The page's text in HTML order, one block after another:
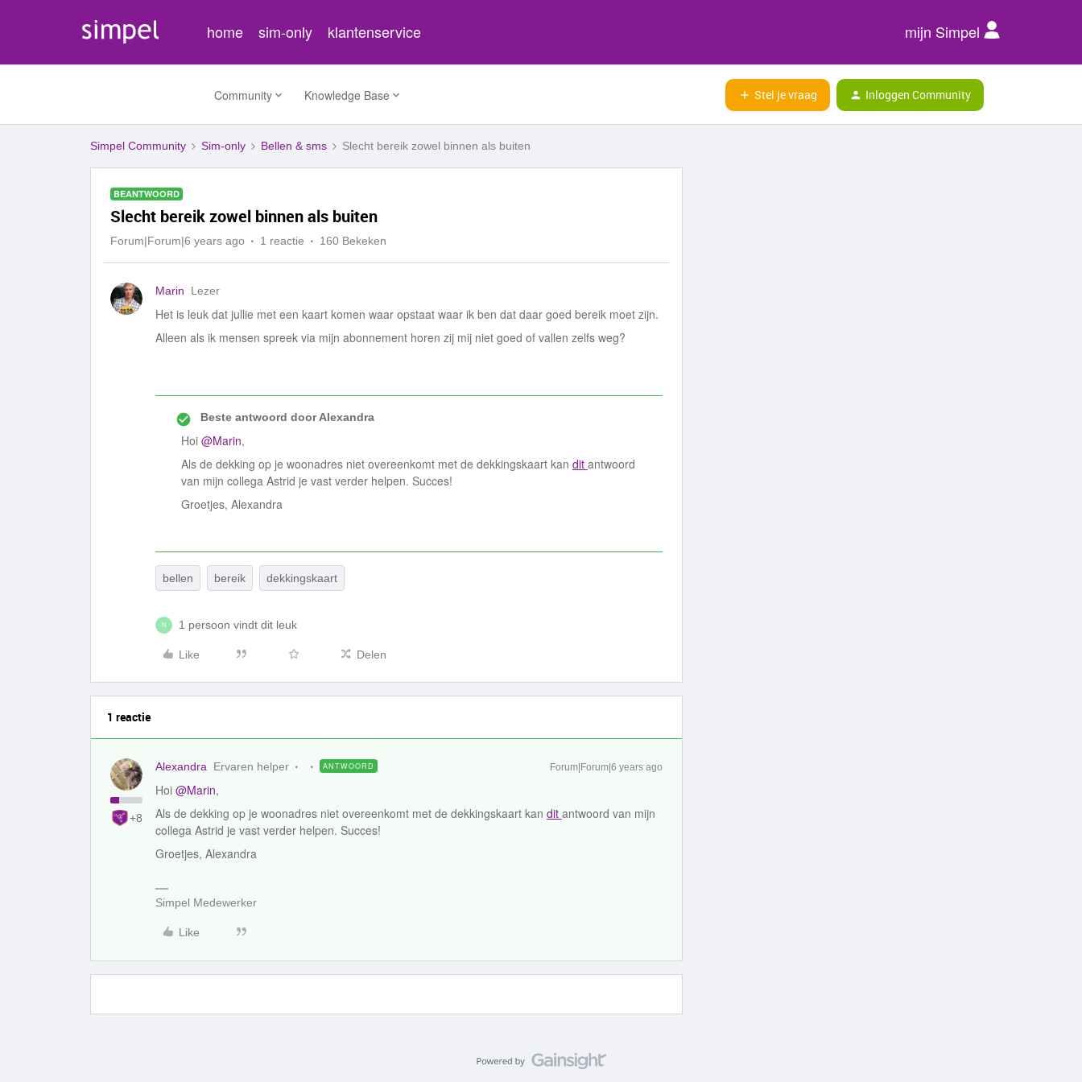
home sim-only klantenservice mijn Simpel
Community Knowledge Base Stel je vraag Inloggen Community
Simpel Community Sim-only Bellen & sms Slecht bereik zowel binnen als buiten
BEANTWOORD
Slecht bereik zowel binnen als buiten
Forum|Forum|6 years ago 1 reactie 160 Bekeken
Marin Lezer
Het is leuk dat jullie met een kaart komen waar opstaat waar ik ben dat daar goed bereik moet zijn.
Alleen als ik mensen spreek via mijn abonnement horen zij mij niet goed of vallen zelfs weg?
Beste antwoord doorAlexandra
Hoi @Marin,
Als de dekking op je woonadres niet overeenkomt met de dekkingskaart kan dit antwoord
van mijn collega Astrid je vast verder helpen. Succes!
Groetjes, Alexandra
bellen bereik dekkingskaart
N 1 persoon vindt dit leuk
Like Delen
1 reactie
+8
Alexandra Ervaren helper ANTWOORD Forum|Forum|6 years ago
Hoi @Marin,
Als de dekking op je woonadres niet overeenkomt met de dekkingskaart kan dit antwoord van mijn
collega Astrid je vast verder helpen. Succes!
Groetjes, Alexandra
Simpel Medewerker
Like